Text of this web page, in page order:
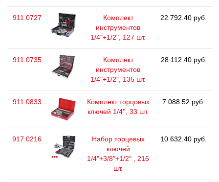
911.0727
Комплект
инструментов
1/4"+1/2", 127 шт.
22 792.40 руб.
911.0735
Комплект
инструментов
1/4"+1/2", 135 шт.
28 112.40 руб.
911.0833
Комплект торцовых
ключей 1/4'', 33 шт.
7 088.52 руб.
917.0216
Набор торцевых
ключей
1/4"+3/8"+1/2" , 216
шт.
10 632.40 руб.